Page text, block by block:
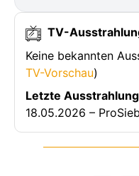
TV-
Keine bekannten
TV-Vorschau)
Letzte
18.05.2026 –